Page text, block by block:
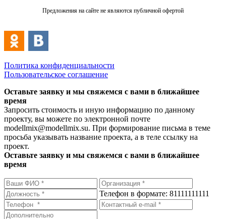
Предложения на сайте не являются публичной офертой
Политика конфиденциальности
Пользовательское соглашение
Оставьте заявку и мы свяжемся с вами в ближайшее
время
Запросить стоимость и иную информацию по данному
проекту, вы можете по электронной почте
modellmix@modellmix.su. При формирование письма в теме
просьба указывать название проекта, а в теле ссылку на
проект.
Оставьте заявку и мы свяжемся с вами в ближайшее
время
Телефон в формате: 81111111111